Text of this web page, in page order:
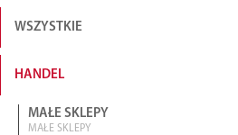
WSZYSTKIE
HANDEL
MAŁE SKLEPY
MAŁE SKLEPY